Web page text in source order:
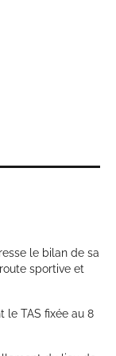
le bilan de sa
sportive et
le TAS fixée au 8